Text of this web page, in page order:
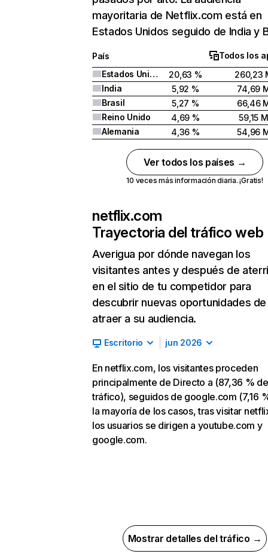
mayoritaria de Netflix.com está en
Estados Unidos seguido de India y
País
Todos los
Estados Unidos
20,63 %
260,23
India
5,92 %
74,69
Brasil
5,27 %
66,46
Reino Unido
4,69 %
59,15 M
Alemania
4,36 % 54,96
Ver todos los países →
10 veces más información diaria. ¡Gratis!
netflix.com
Trayectoria del tráfico web
Averigua por dónde navegan los
visitantes antes y después de
en el sitio de tu competidor para
descubrir nuevas oportunidades de
atraer a su audiencia.
Escritorio jun 2026
En netflix.com, los visitantes proceden
principalmente de Directo a (87,36 % de
tráfico), seguidos de google.com (7,16
la mayoría de los casos, tras visitar
los usuarios se dirigen a youtube.com y
google.com.
Mostrar detalles del tráfico →